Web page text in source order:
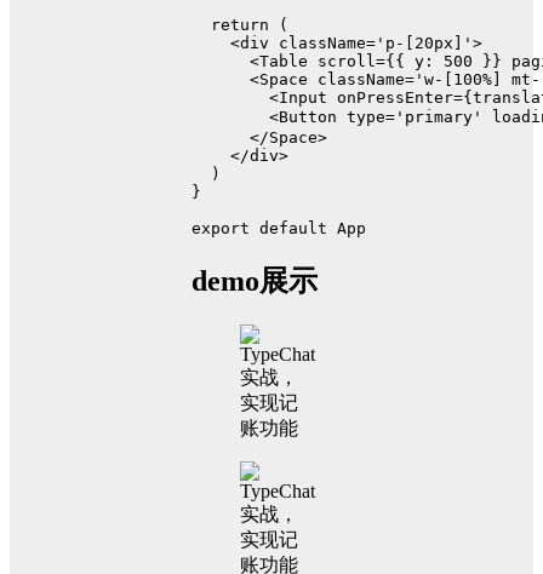
return (
<div className= 'p-[20px]' >
<Table scroll={{ y: 500 }}
<Space className= 'w-[100%]
<Input onPressEnter=
<Button type= 'primary'
</Space>
</div>
  )
}
export default App
demo展示